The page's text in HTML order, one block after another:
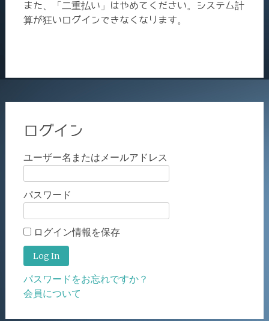
また、「二重払い」はやめてください。システム計
算が狂いログインできなくなります。
ログイン
ユーザー名またはメールアドレス
パスワード
ログイン情報を保存
パスワードをお忘れですか？
会員について